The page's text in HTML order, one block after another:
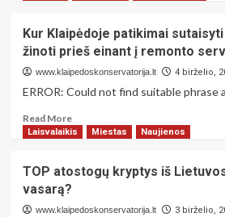
teisingai
pasirinkti
trinkelių
klojimo
Kaune:
praktinis
savininkams
Kur Klaipėdoje patikimai
žinoti prieš einant į remonto
www.klaipedoskonservatorija.lt 4 birželio,
ERROR: Could not find suitable
Read MoreRead
more
Klaipėdoje
patikimai
sutaisyti
Laisvalaikis Miestas Naujienos
TOP atostogų kryptys iš
vasarą?
www.klaipedoskonservatorija.lt 3 birželio,